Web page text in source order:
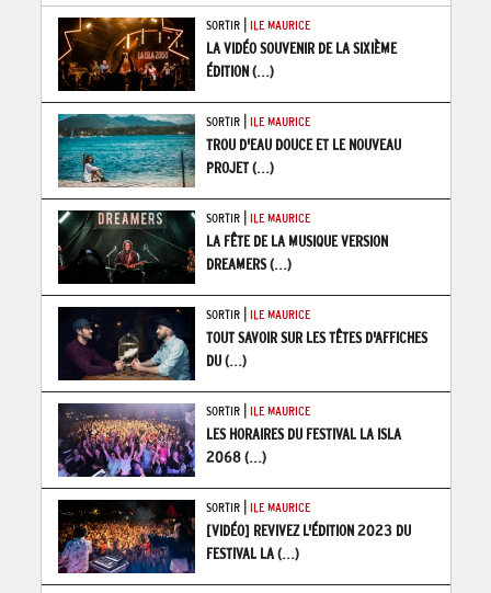
SORTIR| ILE MAURICE
LA VIDÉO SOUVENIR DE LA SIXIÈME
ÉDITION(...)
SORTIR| ILE MAURICE
TROU D'EAU DOUCE ET LE NOUVEAU
PROJET(...)
SORTIR| ILE MAURICE
LA FÊTE DE LA MUSIQUE VERSION
DREAMERS(...)
SORTIR| ILE MAURICE
TOUT SAVOIR SUR LES TÊTES D'AFFICHES
DU(...)
SORTIR| ILE MAURICE
LES HORAIRES DU FESTIVAL LA ISLA
2068(...)
SORTIR| ILE MAURICE
[VIDÉO] REVIVEZ L'ÉDITION 2023 DU
FESTIVAL LA(...)